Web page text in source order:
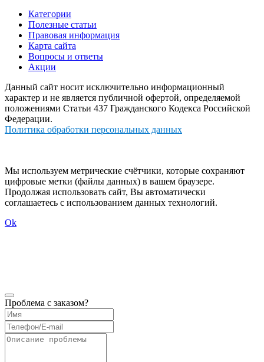
Категории
Полезные статьи
Правовая информация
Карта сайта
Вопросы и ответы
Акции
Данный сайт носит исключительно информационный
характер и не является публичной офертой, определяемой
положениями Статьи 437 Гражданского Кодекса Российской
Федерации.
Политика обработки персональных данных
Мы используем метрические счётчики, которые сохраняют
цифровые метки (файлы данных) в вашем браузере.
Продолжая использовать сайт, Вы автоматически
соглашаетесь с использованием данных технологий.
Ok
Проблема с заказом?